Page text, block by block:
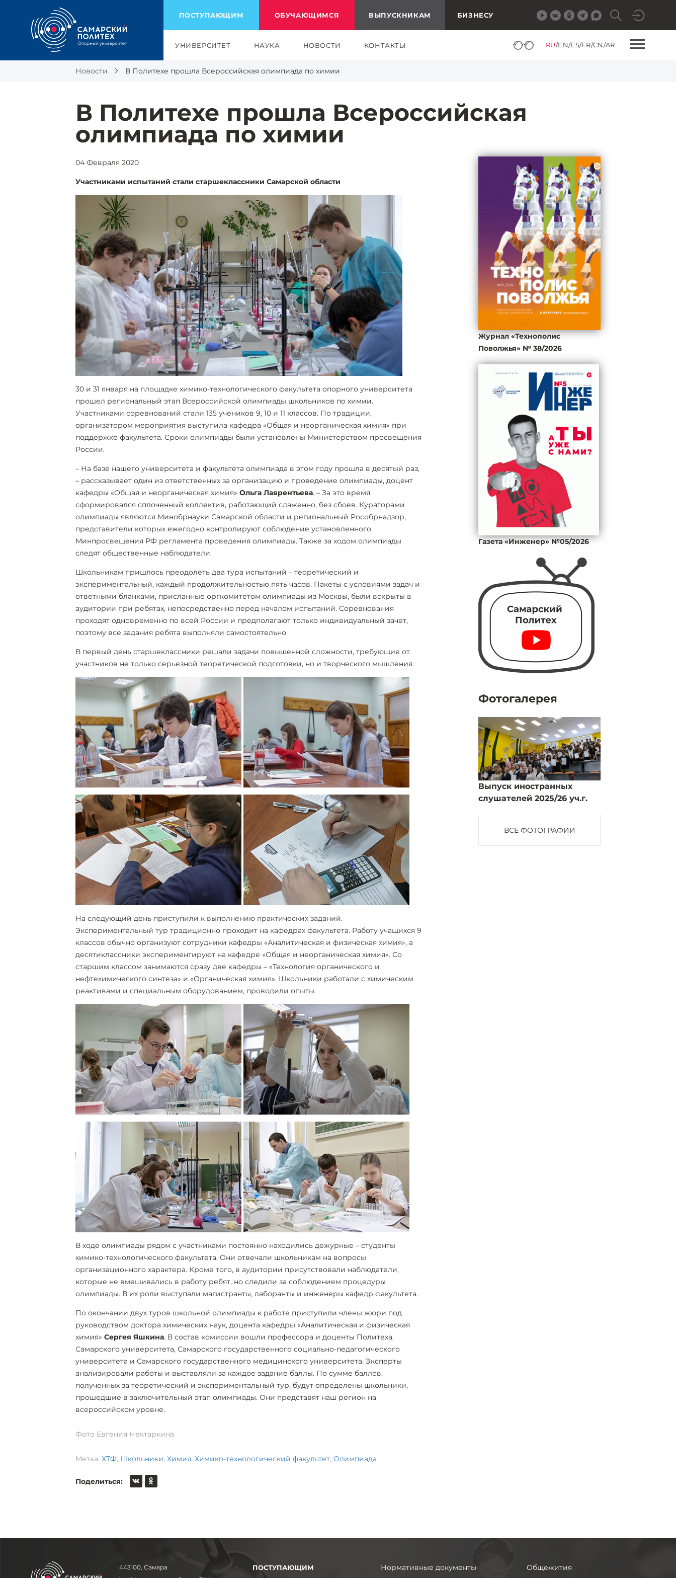
ПОСТУПАЮЩИМ ОБУЧАЮЩИМСЯ ВЫПУСКНИКАМ БИЗНЕСУ
УНИВЕРСИТЕТ НАУКА НОВОСТИ КОНТАКТЫ RU/EN/ES/FR/CN/AR
Новости В Политехе прошла Всероссийская олимпиада по химии
В Политехе прошла Всероссийская
олимпиада по химии
04 Февраля 2020
Участниками испытаний стали старшеклассники Самарской области
30 и 31 января на площадке химико-технологического факультета опорного университета
прошел региональный этап Всероссийской олимпиады школьников по химии.
Участниками соревнований стали 135 учеников 9, 10 и 11 классов. По традиции,
организатором мероприятия выступила кафедра «Общая и неорганическая химия» при
поддержке факультета. Сроки олимпиады были установлены Министерством просвещения
России.
– На базе нашего университета и факультета олимпиада в этом году прошла в десятый раз,
– рассказывает один из ответственных за организацию и проведение олимпиады, доцент
кафедры «Общая и неорганическая химия» Ольга Лаврентьева. – За это время
сформировался сплоченный коллектив, работающий слаженно, без сбоев. Кураторами
олимпиады являются Минобрнауки Самарской области и региональный Рособрнадзор,
представители которых ежегодно контролируют соблюдение установленного
Минпросвещения РФ регламента проведения олимпиады. Также за ходом олимпиады
следят общественные наблюдатели.
Школьникам пришлось преодолеть два тура испытаний – теоретический и
экспериментальный, каждый продолжительностью пять часов. Пакеты с условиями задач и
ответными бланками, присланные оргкомитетом олимпиады из Москвы, были вскрыты в
аудитории при ребятах, непосредственно перед началом испытаний. Соревнования
проходят одновременно по всей России и предполагают только индивидуальный зачет,
поэтому все задания ребята выполняли самостоятельно.
В первый день старшеклассники решали задачи повышенной сложности, требующие от
участников не только серьезной теоретической подготовки, но и творческого мышления.
На следующий день приступили к выполнению практических заданий.
Экспериментальный тур традиционно проходит на кафедрах факультета. Работу учащихся 9
классов обычно организуют сотрудники кафедры «Аналитическая и физическая химия», а
десятиклассники экспериментируют на кафедре «Общая и неорганическая химия». Со
старшим классом занимаются сразу две кафедры – «Технология органического и
нефтехимического синтеза» и «Органическая химия». Школьники работали с химическим
реактивами и специальным оборудованием, проводили опыты.
В ходе олимпиады рядом с участниками постоянно находились дежурные – студенты
химико-технологического факультета. Они отвечали школьникам на вопросы
организационного характера. Кроме того, в аудитории присутствовали наблюдатели,
которые не вмешивались в работу ребят, но следили за соблюдением процедуры
олимпиады. В их роли выступали магистранты, лаборанты и инженеры кафедр факультета.
По окончании двух туров школьной олимпиады к работе приступили члены жюри под
руководством доктора химических наук, доцента кафедры «Аналитическая и физическая
химия» Сергея Яшкина. В состав комиссии вошли профессора и доценты Политеха,
Самарского университета, Самарского государственного социально-педагогического
университета и Самарского государственного медицинского университета. Эксперты
анализировали работы и выставляли за каждое задание баллы. По сумме баллов,
полученных за теоретический и экспериментальный тур, будут определены школьники,
прошедшие в заключительный этап олимпиады. Они представят наш регион на
всероссийском уровне.
Фото Евгения Нектаркина
Метка: ХТФ, Школьники, Химия, Химико-технологический факультет, Олимпиада
Поделиться:
Журнал «Технополис
Поволжья» № 38/2026
Газета «Инженер» №05/2026
Фотогалерея
Выпуск иностранных
слушателей 2025/26 уч.г.
ВСЕ ФОТОГРАФИИ
443100, Самара
ПОСТУПАЮЩИМ Нормативные документы Общежития